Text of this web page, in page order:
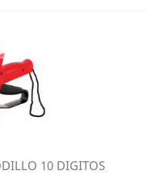
10 DIGITOS